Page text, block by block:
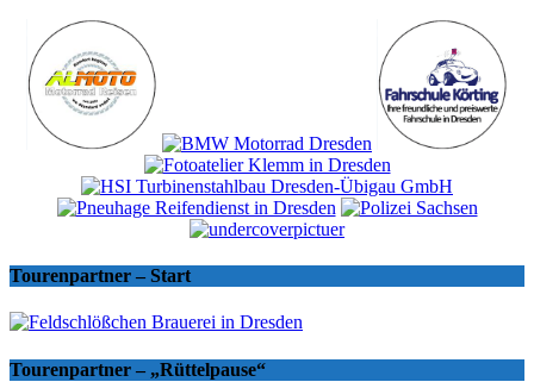
Tourenpartner – Start
Tourenpartner – „Rüttelpause“